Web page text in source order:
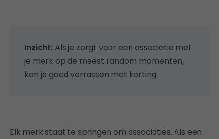
Inzicht: Als je zorgt voor een associatie met
je merk op de meest random momenten,
kan je goed verrassen met korting.
Elk merk staat te springen om associaties. Als een